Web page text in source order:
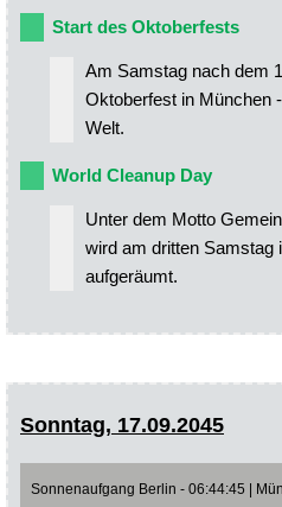
Start des Oktoberfests
Am Samstag nach dem
Oktoberfest in München
Welt.
World Cleanup Day
Unter dem Motto
wird am dritten Samstag
aufgeräumt.
Sonntag, 17.09.2045
Sonnenaufgang Berlin - 06:44:45 |